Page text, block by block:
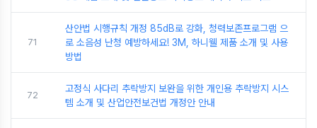
71
산안법 시행규칙 개정 85dB로 강화, 청력보존프로그램 으
로 소음성 난청 예방하세요! 3M, 하니웰 제품 소개 및 사용
방법
72
고정식 사다리 추락방지 보완을 위한 개인용 추락방지 시스
템 소개 및 산업안전보건법 개정안 안내